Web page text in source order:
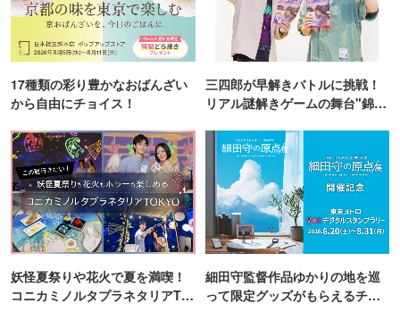
17種類の彩り豊かなおばんざい
から自由にチョイス！
三四郎が早解きバトルに挑戦！
リアル謎解きゲームの舞台"錦糸
妖怪夏祭りや花火で夏を満喫！
コニカミノルタプラネタリアTO
細田守監督作品ゆかりの地を巡
って限定グッズがもらえるチャ